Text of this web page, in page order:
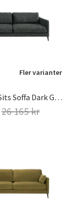
Fler varianter
Andorra 3-Sits Soffa Dark Grey
26 165 kr